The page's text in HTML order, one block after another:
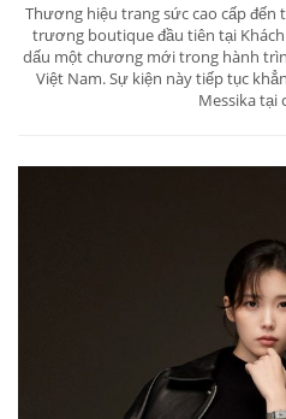
Thương hiệu trang sức cao cấp
trương boutique đầu tiên tại Khách
dấu một chương mới trong hành
Việt Nam. Sự kiện này tiếp tục
Messika tại